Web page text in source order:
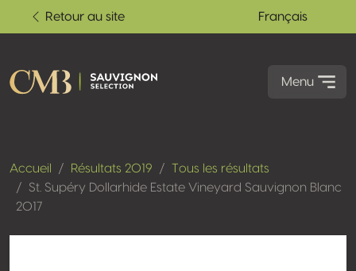
Retour au site Français
Menu
Accueil Résultats 2019
Tous les résultats
St. Supéry Dollarhide Estate Vineyard Sauvignon Blanc
2017